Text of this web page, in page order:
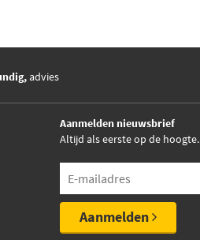
advies
Aanmelden nieuwsbrief
Altijd als eerste op de hoogte.
Aanmelden